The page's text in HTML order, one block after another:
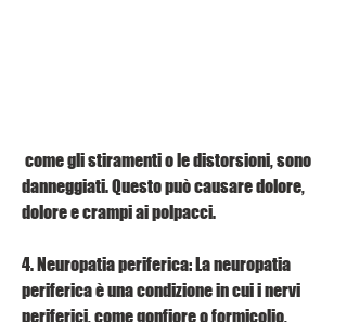
danneggiati. Questo può causare dolore,
dolore e crampi ai polpacci.
4. Neuropatia periferica: La neuropatia
periferica è una condizione in cui i nervi
periferici, come gonfiore o formicolio,